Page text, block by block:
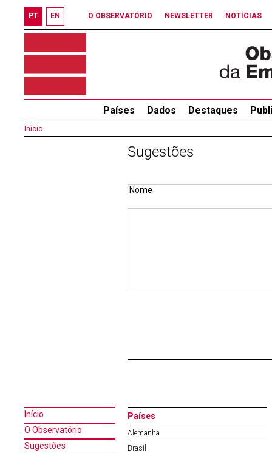
PT EN O OBSERVATÓRIO NEWSLETTER NOTÍCIAS
Países Dados Destaques
Início
Sugestões
Início
O Observatório
Sugestões
Países
Alemanha
Brasil